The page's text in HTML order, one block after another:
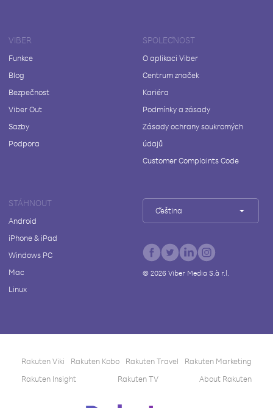
VIBER
Funkce
Blog
Bezpečnost
Viber Out
Sazby
Podpora
SPOLEČNOST
O aplikaci Viber
Centrum značek
Kariéra
Podmínky a zásady
Zásady ochrany soukromých
údajů
Customer Complaints Code
STÁHNOUT
Android
iPhone & iPad
Windows PC
Mac
Linux
Čeština
© 2026Viber Media S.à r.l.
Rakuten Viki Rakuten Kobo Rakuten Travel
Rakuten Marketing
Rakuten Insight
Rakuten TV About Rakuten